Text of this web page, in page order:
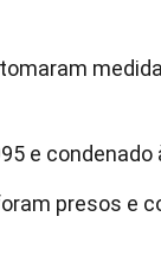
e condenado
presos e